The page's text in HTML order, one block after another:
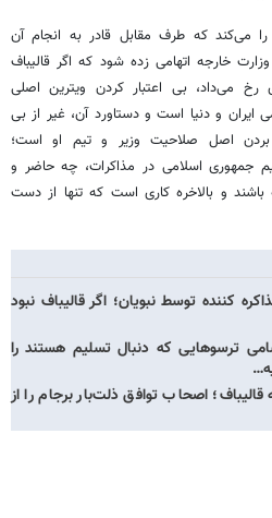
را می‌کند که طرف مقابل قادر به انجام آن
خارجه اتهامی زده شود که اگر قالیباف
رخ می‌داد، بی اعتبار کردن ویترین اصلی
و دنیا است و دستاورد آن، غیر از بی
بردن اصل صلاحیت وزیر و تیم او است؛
جمهوری اسلامی در مذاکرات، چه حاضر و
و بالاخره کاری است که تنها از دست
کننده توسط نبویان؛ اگر قالیباف نبود
ترسوهایی که دنبال تسلیم هستند را
اصحاب توافق ذلت‌بار برجام را از